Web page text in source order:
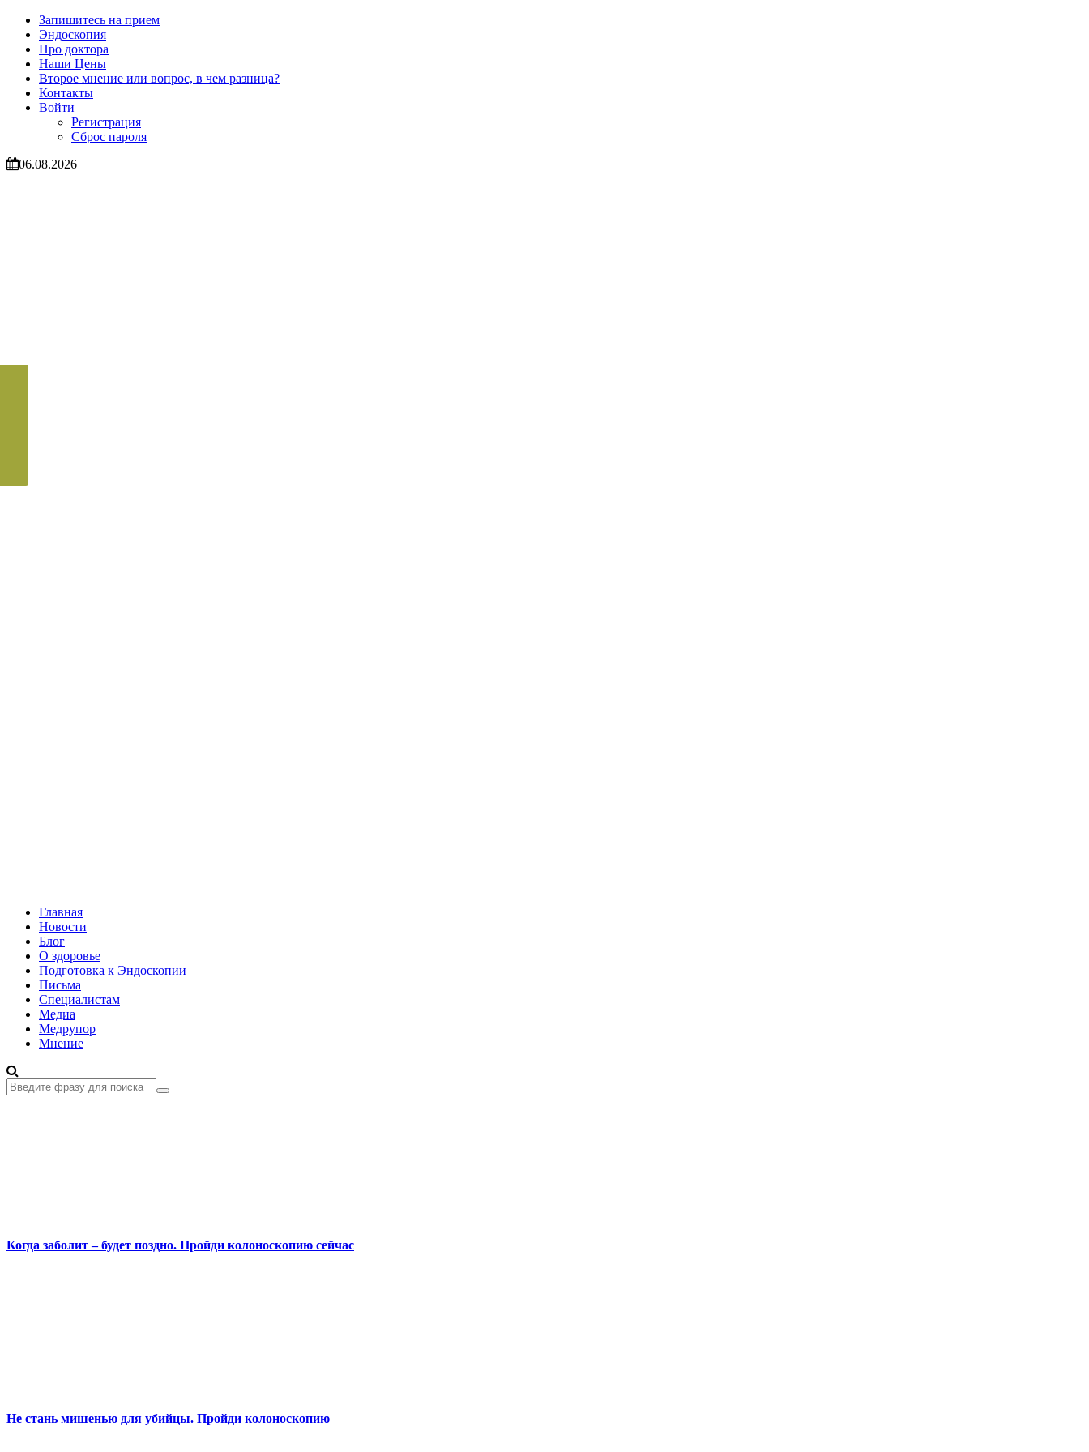
Запишитесь на прием
Эндоскопия
Про доктора
Наши Цены
Второе мнение или вопрос, в чем разница?
Контакты
Войти
Регистрация
Сброс пароля
06.08.2026
Главная
Новости
Блог
О здоровье
Подготовка к Эндоскопии
Письма
Специалистам
Медиа
Медрупор
Мнение
Когда заболит – будет поздно. Пройди колоноскопию сейчас
Не стань мишенью для убийцы. Пройди колоноскопию